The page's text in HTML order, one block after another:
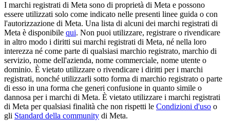
I marchi registrati di Meta sono di proprietà di Meta e possono
essere utilizzati solo come indicato nelle presenti linee guida o con
l'autorizzazione di Meta. Una lista di alcuni dei marchi registrati di
Meta è disponibile qui. Non puoi utilizzare, registrare o rivendicare
in altro modo i diritti sui marchi registrati di Meta, né nella loro
interezza né come parte di qualsiasi marchio registrato, marchio di
servizio, nome dell'azienda, nome commerciale, nome utente o
dominio. È vietato utilizzare o rivendicare i diritti per i marchi
registrati, nonché utilizzarli sotto forma di marchio registrato o parte
di esso in una forma che generi confusione in quanto simile o
dannosa per i marchi di Meta. È vietato utilizzare i marchi registrati
di Meta per qualsiasi finalità che non rispetti le Condizioni d'uso o
gli Standard della community di Meta.